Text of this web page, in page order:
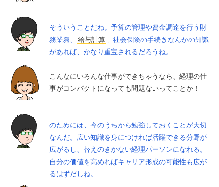
そういうことだね。予算の管理や資金調達を行う財
務業務、
給与計算、社会保険の手続きなんかの知識
があれば、かなり重宝されるだろうね。
こんなにいろんな仕事ができちゃうなら、経理の仕
事がコンパクトになっても問題ないってことか！
のためには、今のうちから勉強しておくことが大切
なんだ。広い知識を身につければ活躍できる分野が
広がるし、替えのきかない経理パーソンになれる。
自分の価値を高めればキャリア形成の可能性も広が
るはずだしね。